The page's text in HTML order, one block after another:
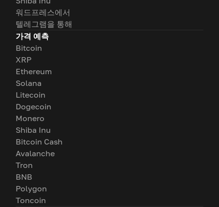
워드프레스에서
텔레그램을 통해
가격 예측
Bitcoin
XRP
Ethereum
Solana
Litecoin
Dogecoin
Monero
Shiba Inu
Bitcoin Cash
Avalanche
Tron
BNB
Polygon
Toncoin